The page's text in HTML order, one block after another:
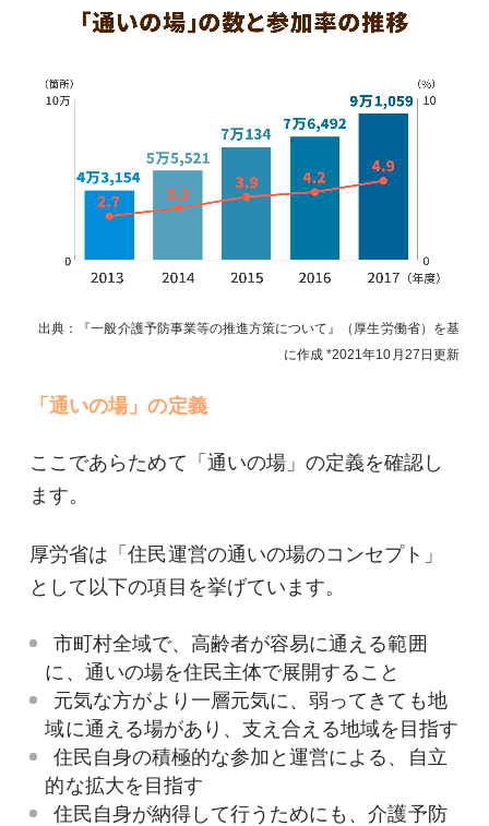
出典：『一般介護予防事業等の推進方策について』（厚生労働省）を基
に作成 2021年10月27日 更新
「通いの場」の定義
ここであらためて「通いの場」の定義を確認し
ます。
厚労省は「住民運営の通いの場のコンセプト」
として以下の項目を挙げています。
市町村全域で、高齢者が容易に通える範囲
に、通いの場を住民主体で展開すること
元気な方がより一層元気に、弱ってきても地
域に通える場があり、支え合える地域を目指す
住民自身の積極的な参加と運営による、自立
的な拡大を目指す
住民自身が納得して行うためにも、介護予防